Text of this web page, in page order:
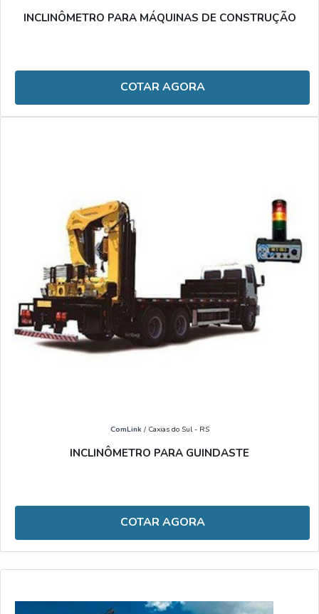
INCLINÔMETRO PARA MÁQUINAS DE CONSTRUÇÃO
COTAR AGORA
ComLink/ Caxias do Sul - RS
INCLINÔMETRO PARA GUINDASTE
COTAR AGORA